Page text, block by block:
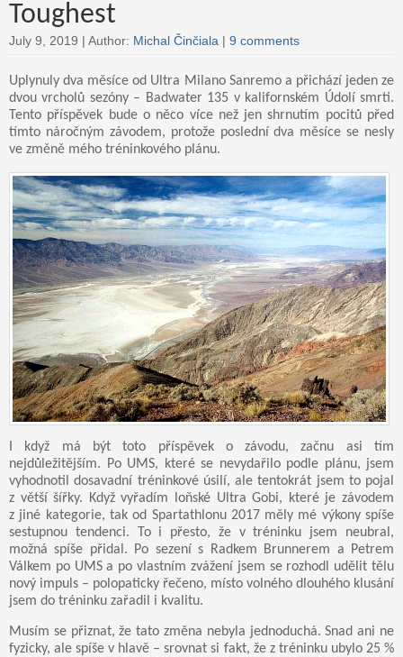
Toughest
July 9, 2019 | Author: Michal Činčiala | 9 comments
Uplynuly dva měsíce od Ultra Milano Sanremo a přichází jeden ze
dvou vrcholů sezóny – Badwater 135 v kalifornském Údolí smrti.
Tento příspěvek bude o něco více než jen shrnutím pocitů před
tímto náročným závodem, protože poslední dva měsíce se nesly
ve změně mého tréninkového plánu.
I když má být toto příspěvek o závodu, začnu asi tím
nejdůležitějším. Po UMS, které se nevydařilo podle plánu, jsem
vyhodnotil dosavadní tréninkové úsilí, ale tentokrát jsem to pojal
z větší šířky. Když vyřadím loňské Ultra Gobi, které je závodem
z jiné kategorie, tak od Spartathlonu 2017 měly mé výkony spíše
sestupnou tendenci. To i přesto, že v tréninku jsem neubral,
možná spíše přidal. Po sezení s Radkem Brunnerem a Petrem
Válkem po UMS a po vlastním zvážení jsem se rozhodl udělit tělu
nový impuls – polopaticky řečeno, místo volného dlouhého klusání
jsem do tréninku zařadil i kvalitu.
Musím se přiznat, že tato změna nebyla jednoduchá. Snad ani ne
fyzicky, ale spíše v hlavě – srovnat si fakt, že z tréninku ubylo 25 %